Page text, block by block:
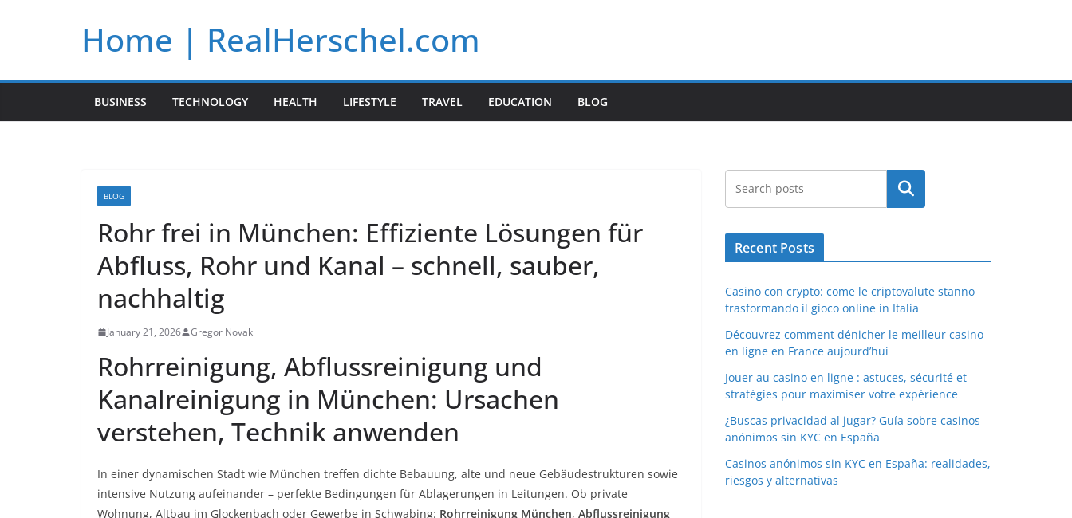
Home | RealHerschel.com
BUSINESS TECHNOLOGY HEALTH LIFESTYLE TRAVEL EDUCATION BLOG
BLOG
Rohr frei in München: Effiziente Lösungen für
Abfluss, Rohr und Kanal – schnell, sauber,
nachhaltig
January 21, 2026 Gregor Novak
Rohrreinigung, Abflussreinigung und
Kanalreinigung in München: Ursachen
verstehen, Technik anwenden
In einer dynamischen Stadt wie München treffen dichte Bebauung, alte und neue Gebäudestrukturen sowie
intensive Nutzung aufeinander – perfekte Bedingungen für Ablagerungen in Leitungen. Ob private
Wohnung, Altbau im Glockenbach oder Gewerbe in Schwabing: Rohrreinigung München, Abflussreinigung
Search
Recent Posts
Casino con crypto: come le criptovalute stanno
trasformando il gioco online in Italia
Découvrez comment dénicher le meilleur casino
en ligne en France aujourd’hui
Jouer au casino en ligne : astuces, sécurité et
stratégies pour maximiser votre expérience
¿Buscas privacidad al jugar? Guía sobre casinos
anónimos sin KYC en España
Casinos anónimos sin KYC en España: realidades,
riesgos y alternativas